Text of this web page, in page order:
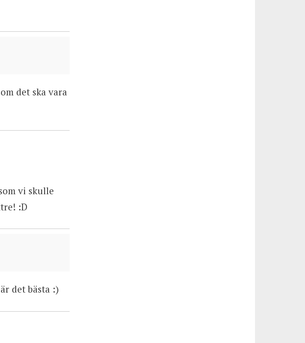
det ska vara
vi skulle
:D
det bästa :)